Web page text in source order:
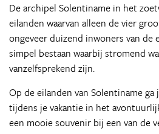
De archipel Solentiname in het
eilanden waarvan alleen de vier
ongeveer duizend inwoners van de
simpel bestaan waarbij stromend
vanzelfsprekend zijn.
Op de eilanden van Solentiname ga
tijdens je vakantie in het
een mooie souvenir bij een van de